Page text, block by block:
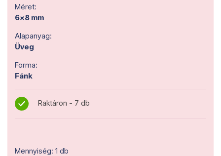
Méret:
6x8 mm
Alapanyag:
Üveg
Forma:
Fánk
Raktáron - 7 db
Mennyiség: 1 db